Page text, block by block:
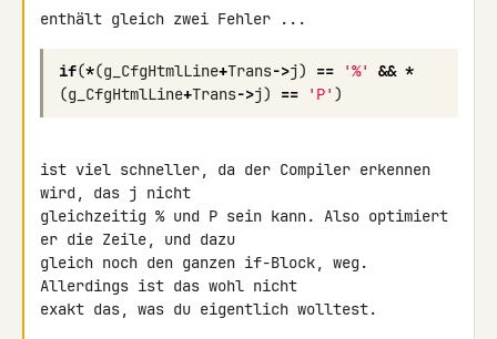
if(*(g_CfgHtmlLine+Trans->j) == '%' && *
(g_CfgHtmlLine+Trans->j) == 'P' )
ist viel schneller, da der Compiler erkennen
wird, das j nicht
gleichzeitig % und P sein kann. Also optimiert
er die Zeile, und dazu
gleich noch den ganzen if-Block, weg.
Allerdings ist das wohl nicht
exakt das, was du eigentlich wolltest.